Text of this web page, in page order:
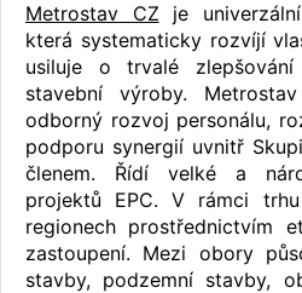
Metrostav CZ je
která systematicky rozvíjí
usiluje o trvalé
stavební výroby.
odborný rozvoj personálu,
podporu synergií uvnitř
členem. Řídí velké a
projektů EPC. V rámci
regionech prostřednictvím
zastoupení. Mezi obory
stavby, podzemní stavby,